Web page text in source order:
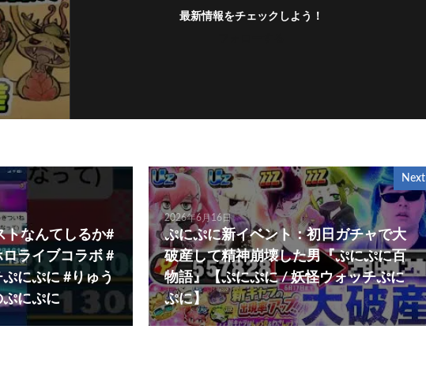
最新情報をチェックしよう！
トなんてしるか#
ライブコラボ #
にぷに #りゅう
にぷに
Next
2026年6月16日
ぷにぷに新イベント：初日ガチャで大
破産して精神崩壊した男『ぷにぷに百
物語』【ぷにぷに / 妖怪ウォッチぷに
ぷに】